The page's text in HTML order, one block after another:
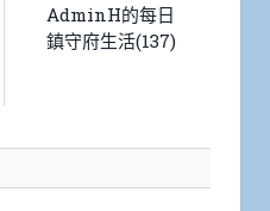
AdminH的每日
鎮守府生活(137)